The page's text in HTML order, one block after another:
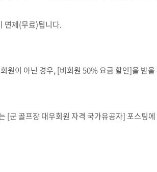
면제(무료)됩니다.
원이 아닌 경우, [비회원 50%요금 할인]을 받을
[군 골프장 대우회원 자격 국가유공자]포스팅